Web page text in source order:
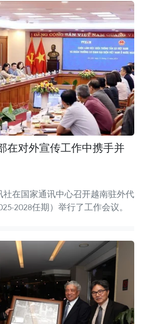
在对外宣传工作中携手并
社在国家通讯中心召开越南驻外代
2028任期）举行了工作会议。